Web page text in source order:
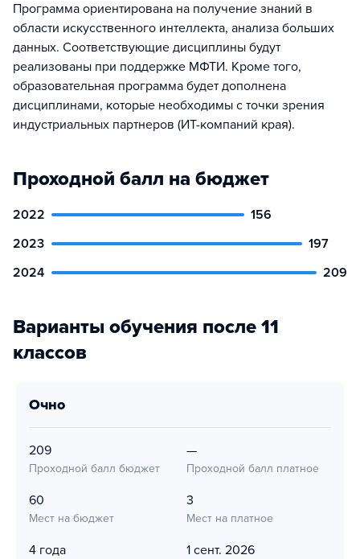
Программа ориентирована на получение знаний в
области искусственного интеллекта, анализа больших
данных. Соответствующие дисциплины будут
реализованы при поддержке МФТИ. Кроме того,
образовательная программа будет дополнена
дисциплинами, которые необходимы с точки зрения
индустриальных партнеров (ИТ-компаний края).
Проходной балл на бюджет
2022
156
2023
197
2024
209
Варианты обучения после 11
классов
очно
209
Проходной балл бюджет
—
Проходной балл платное
60
Мест на бюджет
3
Мест на платное
4 года 1 сент. 2026